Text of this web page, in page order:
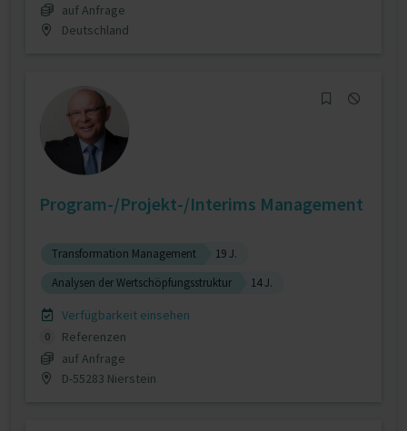
auf Anfrage
Deutschland
Program-/Projekt-/Interims Management
Transformation Management
19 J.
Analysen der Wertschöpfungsstruktur
14 J.
Verfügbarkeit einsehen
0
Referenzen
auf Anfrage
D-55283 Nierstein